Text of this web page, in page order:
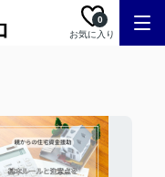
お気に入り
0